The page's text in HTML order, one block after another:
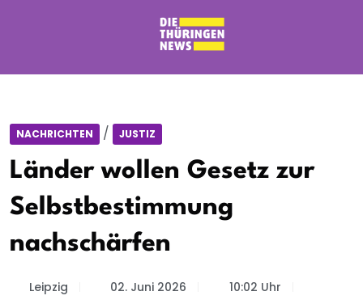
NACHRICHTEN / JUSTIZ
Länder wollen Gesetz zur
Selbstbestimmung
nachschärfen
Leipzig 02. Juni 2026 10:02 Uhr